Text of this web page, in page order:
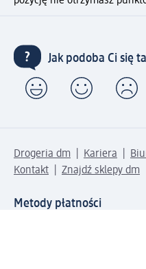
Jak podoba Ci się
Drogeria dm Kariera
Kontakt
Znajdź sklepy dm
Metody płatności